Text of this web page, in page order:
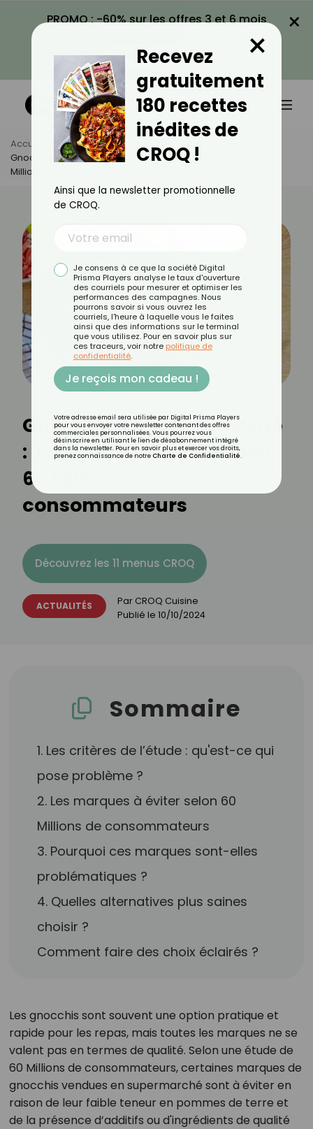
PROMO : -60% sur les offres 3 et 6 mois
VOIR LA PROMO
×
Accueil Actus
Actualités
Gnocchis En Supermarché : 3 Marques À Éviter Selon 60
Millions De Consommateurs
Gnocchis en supermarché
: 3 marques à éviter selon
60 Millions de
consommateurs
Découvrez les 11 menus CROQ
ACTUALITÉS Par CROQ Cuisine
Publié le 10/10/2024
Sommaire
1. Les critères de l’étude : qu'est-ce qui
pose problème ?
2. Les marques à éviter selon 60
Millions de consommateurs
3. Pourquoi ces marques sont-elles
problématiques ?
4. Quelles alternatives plus saines
choisir ?
Comment faire des choix éclairés ?
Les gnocchis sont souvent une option pratique et
rapide pour les repas, mais toutes les marques ne se
valent pas en termes de qualité. Selon une étude de
60 Millions de consommateurs, certaines marques de
gnocchis vendues en supermarché sont à éviter en
raison de leur faible teneur en pommes de terre et
de la présence d’additifs ou d'ingrédients de qualité
Recevez
gratuitement
180 recettes
inédites de
CROQ !
×
Ainsi que la newsletter promotionnelle
de CROQ.
Je consens à ce que la société Digital
Prisma Players analyse le taux d'ouverture
des courriels pour mesurer et optimiser les
performances des campagnes. Nous
pourrons savoir si vous ouvrez les
courriels, l'heure à laquelle vous le faites
ainsi que des informations sur le terminal
que vous utilisez. Pour en savoir plus sur
ces traceurs, voir notre politique de
confidentialité.
Je reçois mon cadeau !
Votre adresse email sera utilisée par Digital Prisma Players
pour vous envoyer votre newsletter contenant des offres
commerciales personnalisées. Vous pourrez vous
désinscrire en utilisant le lien de désabonnement intégré
dans la newsletter. Pour en savoir plus et exercer vos droits,
prenez connaissance de notre Charte de Confidentialité.